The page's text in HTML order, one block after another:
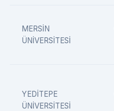
MERSİN
ÜNİVERSİTESİ
YEDİTEPE
ÜNİVERSİTESİ